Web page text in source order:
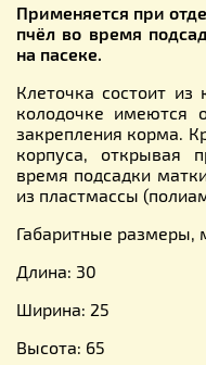
Применяется при
пчёл во время
на пасеке.
Клеточка состоит
колодочке имеются
закрепления корма.
корпуса, открывая
время подсадки
из пластмассы
Габаритные размеры,
Длина: 30
Ширина: 25
Высота: 65